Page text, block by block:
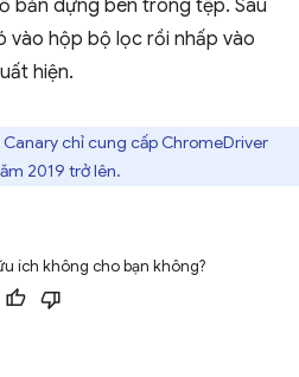
bản dựng bên trong tệp. Sau
vào hộp bộ lọc rồi nhấp vào
hiện.
chỉ cung cấp ChromeDriver
2019 trở lên.
ích không cho bạn không?